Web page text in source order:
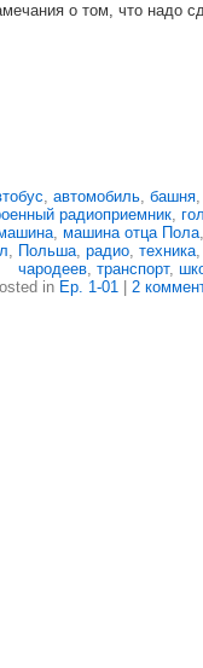
о том, что надо
, автомобиль, башня
радиоприемник,
, машина отца Пола
, Польша, радио, техника
чародеев, транспорт,
in Ep. 1-01 2